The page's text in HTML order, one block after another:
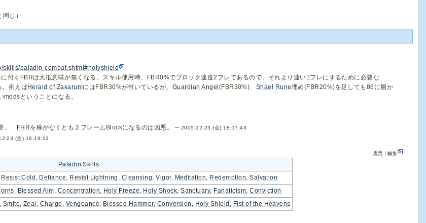
同じ）
skills/paladin-combat.shtml#holyshield
付くFBRは大抵意味が無くなる。スキル使用時、FBR0%でブロック速度2フレであるので、それより速い1フレにするために必要な
。例えばHerald of ZakarumにはFBR30%が付いているが、 Guardian Angel (FBR30%)、 Shael Rune埋め(FBR20%)を足しても86に届か
ということになる。
。 FHRを稼がなくとも２フレームBlockになるのは凶悪。 -- 2005-12-23 (金) 18:17:43
23 (金) 18:19:13
表示 ｜編集
Paladin Skills
Resist Cold , Defiance, Resist Lightning , Cleansing,Vigor, Meditation, Redemption,Salvation
, Blessed Aim, Concentration, Holy Freeze, Holy Shock,Sanctuary, Fanaticism,Conviction
Smite, Zeal , Charge , Vengeance, Blessed Hammer, Conversion , Holy Shield , Fist of the Heavens